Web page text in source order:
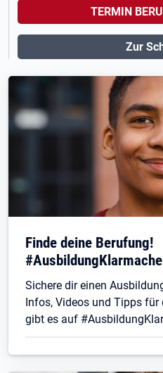
TERMIN
Zur
Finde deine Berufung!
Sichere dir einen
Infos, Videos und Tipps für
gibt es auf